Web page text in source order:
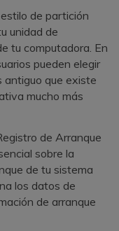
de partición
unidad de
tu computadora. En
pueden elegir
antiguo que existe
mucho más
de Arranque
sobre la
de tu sistema
los datos de
de arranque